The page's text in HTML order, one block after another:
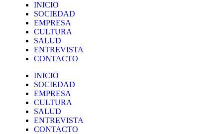
INICIO
SOCIEDAD
EMPRESA
CULTURA
SALUD
ENTREVISTA
CONTACTO
INICIO
SOCIEDAD
EMPRESA
CULTURA
SALUD
ENTREVISTA
CONTACTO